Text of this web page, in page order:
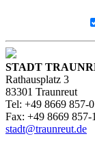
STADT
Rathausplatz 3
83301 Traunreut
Tel: +49 8669 857-0
Fax: +49 8669 857-
stadt@traunreut.de